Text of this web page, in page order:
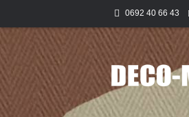
0692 40 66 43